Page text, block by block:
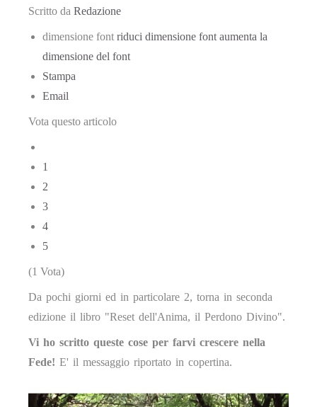
Scritto da Redazione
dimensione font riduci dimensione font aumenta la
dimensione del font
Stampa
Email
Vota questo articolo
1
2
3
4
5
(1 Vota)
Da pochi giorni ed in particolare 2, torna in seconda
edizione il libro "Reset dell'Anima, il Perdono Divino".
Vi ho scritto queste cose per farvi crescere nella
Fede! E' il messaggio riportato in copertina.